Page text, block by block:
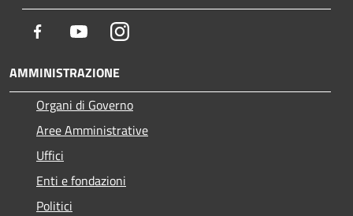
Facebook YoutubeInstagram
AMMINISTRAZIONE
Organi di Governo
Aree Amministrative
Uffici
Enti e fondazioni
Politici